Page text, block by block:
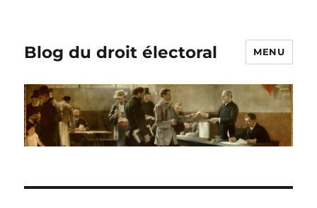
Blog du droit électoral MENU